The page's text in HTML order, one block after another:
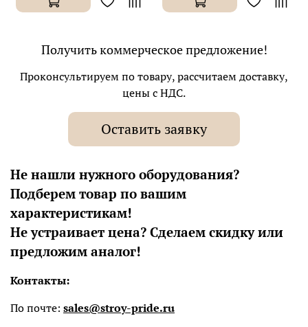
Получить коммерческое предложение!
Проконсультируем по товару, рассчитаем доставку,
цены с НДС.
Оставить заявку
Не нашли нужного оборудования?
Подберем товар по вашим
характеристикам!
Не устраивает цена? Сделаем скидку или
предложим аналог!
Контакты:
По почте: sales@stroy-pride.ru